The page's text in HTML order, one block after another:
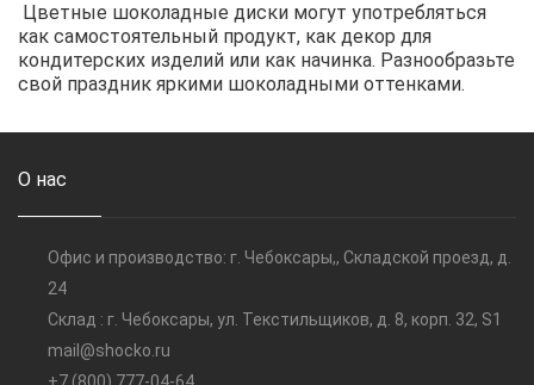
Цветные шоколадные диски могут употребляться
как самостоятельный продукт, как декор для
кондитерских изделий или как начинка. Разнообразьте
свой праздник яркими шоколадными оттенками.
О нас
Офис и производство: г. Чебоксары,, Складской проезд, д.
24
Склад : г. Чебоксары, ул. Текстильщиков, д. 8, корп. 32, S1
mail@shocko.ru